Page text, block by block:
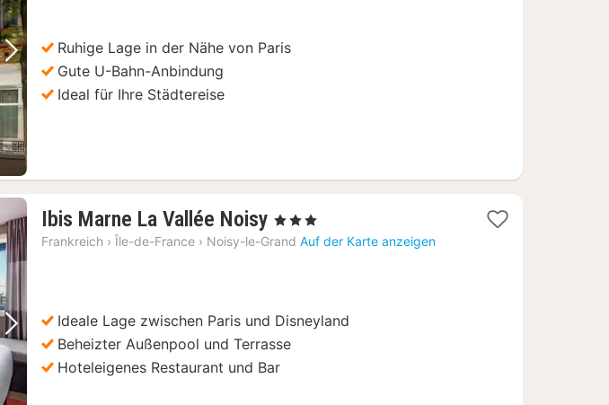
Nächstes Bild
Ruhige Lage in der Nähe von Paris
Gute U-Bahn-Anbindung
Ideal für Ihre Städtereise
Nächstes Bild
Ibis Marne La Vallée Noisy 3
Nächte
, 3 Sterne
Frankreich › Île-de-France › Noisy-le-Grand Auf der Karte anzeigen
Ideale Lage zwischen Paris und Disneyland
Beheizter Außenpool und Terrasse
Hoteleigenes Restaurant und Bar